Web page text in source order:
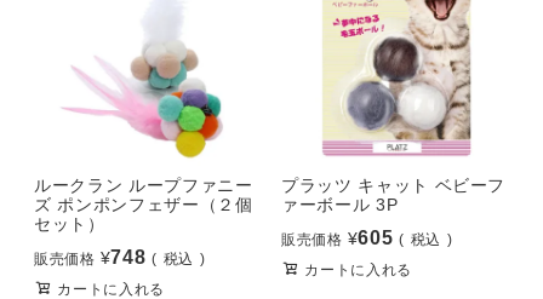
ルークラン ループファニー
ズ ポンポンフェザー（２個
セット）
販売価格 ¥748
税込
カートに入れる
プラッツ キャット ベビーフ
ァーボール 3P
販売価格 ¥605
税込
カートに入れる